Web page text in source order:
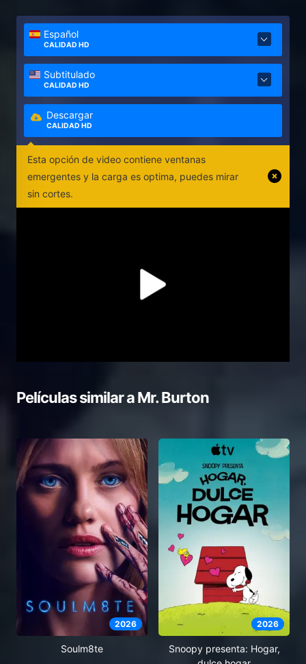
Español
CALIDAD HD
Subtitulado
CALIDAD HD
Descargar
CALIDAD HD
Esta opción de video contiene ventanas
emergentes y la carga es optima, puedes mirar
sin cortes.
Películas similar aMr. Burton
2026
Soulm8te
2026
Snoopy presenta: Hogar,